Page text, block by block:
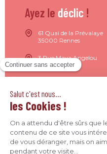
Ayez le déclic !
61 Quai de la Prévalaye
35000 Rennes
3 Rue Maya Angelou
44200 Nantes
4 Quai Jean Moulin
09 71 37 26 34
contact@agence-declic.fr